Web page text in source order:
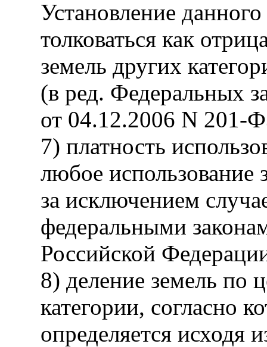
Установление
толковаться как
земель других
(в ред. Федеральных
от 04.12.2006 N 201-
7) платность
любое использование
за исключением
федеральными
Российской
8) деление земель по
категории, согласно
определяется исходя